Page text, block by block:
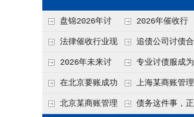
盘锦2026年讨
债新趋势
2026年催收行
业发展现状、竞争格
局及未来趋势分析
法律催收行业现
状、合规痛点与未来
发展趋势深度解析
追债公司讨债合
法方法总结
2026年未来讨
债要账公司发展趋势
专业讨债服成为
2026年的发展趋势
在北京要账成功
率高吗？未来追账公
上海某商账管理
机构聚焦合规服务
北京某商账管理 债务这件事，正